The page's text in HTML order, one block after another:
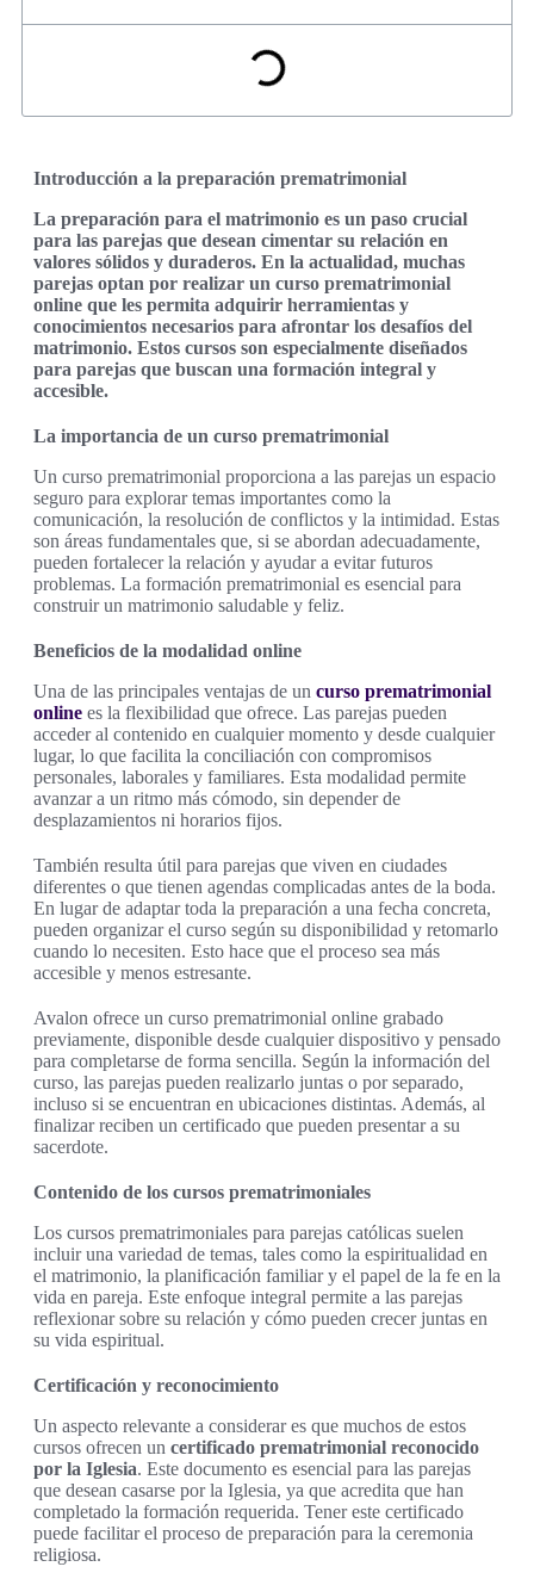
Introducción a la preparación prematrimonial
La preparación para el matrimonio es un paso crucial
para las parejas que desean cimentar su relación en
valores sólidos y duraderos. En la actualidad, muchas
parejas optan por realizar un curso prematrimonial
online que les permita adquirir herramientas y
conocimientos necesarios para afrontar los desafíos del
matrimonio. Estos cursos son especialmente diseñados
para parejas que buscan una formación integral y
accesible.
La importancia de un curso prematrimonial
Un curso prematrimonial proporciona a las parejas un espacio
seguro para explorar temas importantes como la
comunicación, la resolución de conflictos y la intimidad. Estas
son áreas fundamentales que, si se abordan adecuadamente,
pueden fortalecer la relación y ayudar a evitar futuros
problemas. La formación prematrimonial es esencial para
construir un matrimonio saludable y feliz.
Beneficios de la modalidad online
Una de las principales ventajas de un curso prematrimonial
online es la flexibilidad que ofrece. Las parejas pueden
acceder al contenido en cualquier momento y desde cualquier
lugar, lo que facilita la conciliación con compromisos
personales, laborales y familiares. Esta modalidad permite
avanzar a un ritmo más cómodo, sin depender de
desplazamientos ni horarios fijos.
También resulta útil para parejas que viven en ciudades
diferentes o que tienen agendas complicadas antes de la boda.
En lugar de adaptar toda la preparación a una fecha concreta,
pueden organizar el curso según su disponibilidad y retomarlo
cuando lo necesiten. Esto hace que el proceso sea más
accesible y menos estresante.
Avalon ofrece un curso prematrimonial online grabado
previamente, disponible desde cualquier dispositivo y pensado
para completarse de forma sencilla. Según la información del
curso, las parejas pueden realizarlo juntas o por separado,
incluso si se encuentran en ubicaciones distintas. Además, al
finalizar reciben un certificado que pueden presentar a su
sacerdote.
Contenido de los cursos prematrimoniales
Los cursos prematrimoniales para parejas católicas suelen
incluir una variedad de temas, tales como la espiritualidad en
el matrimonio, la planificación familiar y el papel de la fe en la
vida en pareja. Este enfoque integral permite a las parejas
reflexionar sobre su relación y cómo pueden crecer juntas en
su vida espiritual.
Certificación y reconocimiento
Un aspecto relevante a considerar es que muchos de estos
cursos ofrecen un certificado prematrimonial reconocido
por la Iglesia. Este documento es esencial para las parejas
que desean casarse por la Iglesia, ya que acredita que han
completado la formación requerida. Tener este certificado
puede facilitar el proceso de preparación para la ceremonia
religiosa.